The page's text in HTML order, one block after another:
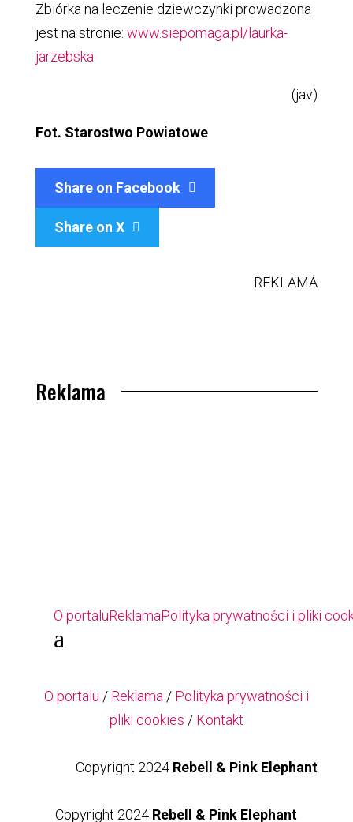
Zbiórka na leczenie dziewczynki prowadzona
jest na stronie: www.siepomaga.pl/laurka-
jarzebska
(jav)
Fot. Starostwo Powiatowe
Share on Facebook
Share on X 
REKLAMA
Reklama
O portaluReklamaPolityka prywatności i pliki
a
O portalu / Reklama / Polityka prywatności i
pliki cookies / Kontakt
Copyright 2024 Rebell & Pink Elephant
Copyright 2024 Rebell & Pink Elephant